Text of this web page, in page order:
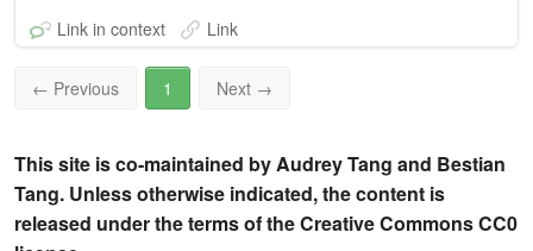
Link in context Link
← Previous 1 Next →
This site is co-maintained by Audrey Tang and Bestian
Tang. Unless otherwise indicated, the content is
released under the terms of the Creative Commons CC0